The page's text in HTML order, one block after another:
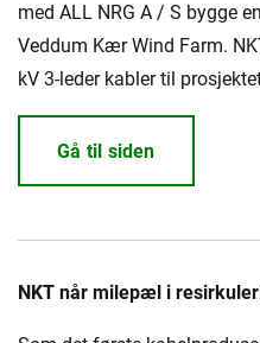
med ALL NRG A / S bygge
Veddum Kær Wind Farm.
kV 3-leder kabler til
Gå til siden
NKT når milepæl i